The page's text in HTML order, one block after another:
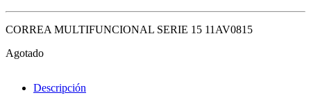
CORREA MULTIFUNCIONAL SERIE 15 11AV0815
Agotado
Descripción